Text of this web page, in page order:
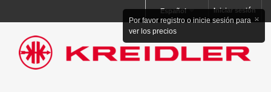
Iniciar sesión
Español
×
Por favor registro o inicie sesión para
ver los precios